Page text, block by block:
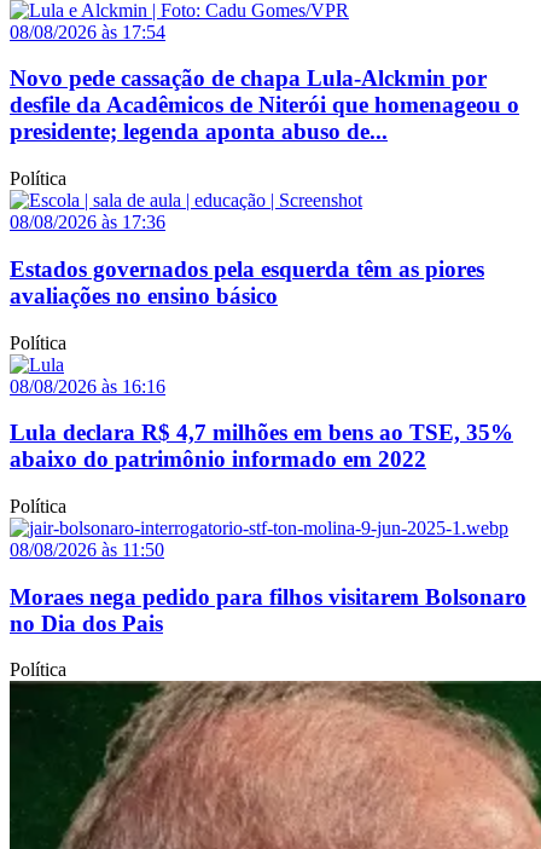
08/08/2026 às 17:54
Novo pede cassação de chapa Lula-Alckmin por
desfile da Acadêmicos de Niterói que homenageou o
presidente; legenda aponta abuso de...
Política
08/08/2026 às 17:36
Estados governados pela esquerda têm as piores
avaliações no ensino básico
Política
08/08/2026 às 16:16
Lula declara R$ 4,7 milhões em bens ao TSE, 35%
abaixo do patrimônio informado em 2022
Política
08/08/2026 às 11:50
Moraes nega pedido para filhos visitarem Bolsonaro
no Dia dos Pais
Política